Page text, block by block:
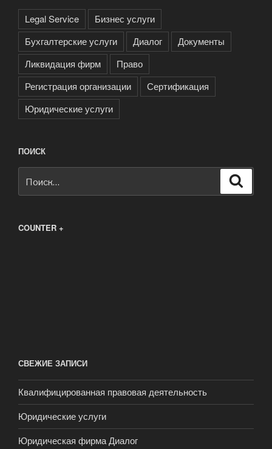
Legal Service
Бизнес услуги
Бухгалтерские услуги
Диалог
Документы
Ликвидация фирм
Право
Регистрация организации
Сертификация
Юридические услуги
ПОИСК
COUNTER +
СВЕЖИЕ ЗАПИСИ
Квалифицированная правовая деятельность
Юридические услуги
Юридическая фирма Диалог